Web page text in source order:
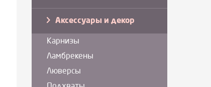
Аксессуары и декор
Карнизы
Ламбрекены
Люверсы